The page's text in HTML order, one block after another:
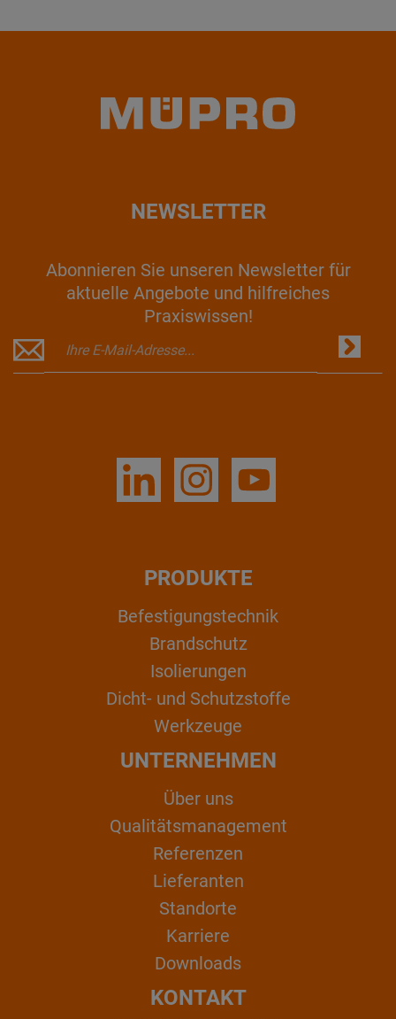
NEWSLETTER
Abonnieren Sie unseren Newsletter für
aktuelle Angebote und hilfreiches
Praxiswissen!
PRODUKTE
Befestigungstechnik
Brandschutz
Isolierungen
Dicht- und Schutzstoffe
Werkzeuge
UNTERNEHMEN
Über uns
Qualitätsmanagement
Referenzen
Lieferanten
Standorte
Karriere
Downloads
KONTAKT